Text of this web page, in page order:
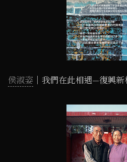
侯淑姿 ｜我們在此相遇—復興